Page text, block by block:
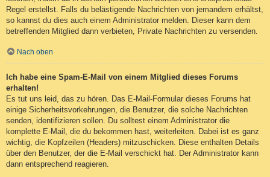
Regel erstellst. Falls du belästigende Nachrichten von jemandem erhältst,
so kannst du dies auch einem Administrator melden. Dieser kann dem
betreffenden Mitglied dann verbieten, Private Nachrichten zu versenden.
Nach oben
Ich habe eine Spam-E-Mail von einem Mitglied dieses Forums
erhalten!
Es tut uns leid, das zu hören. Das E-Mail-Formular dieses Forums hat
einige Sicherheitsvorkehrungen, die Benutzer, die solche Nachrichten
senden, identifizieren sollen. Du solltest einem Administrator die
komplette E-Mail, die du bekommen hast, weiterleiten. Dabei ist es ganz
wichtig, die Kopfzeilen (Headers) mitzuschicken. Diese enthalten Details
über den Benutzer, der die E-Mail verschickt hat. Der Administrator kann
dann entsprechend reagieren.